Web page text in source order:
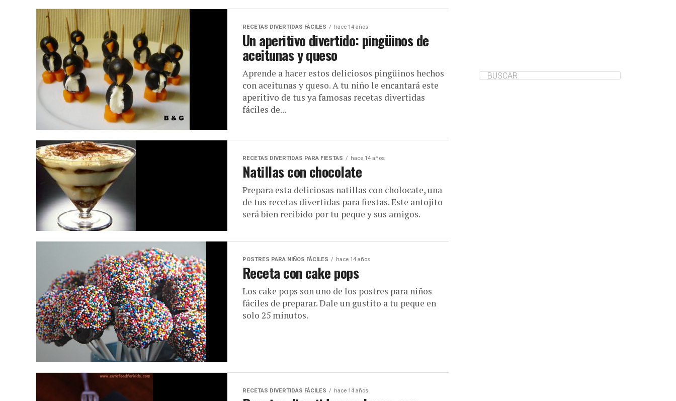
RECETAS DIVERTIDAS FÁCILES hace 14 años
Un aperitivo divertido: pingüinos de
aceitunas y queso
Aprende a hacer estos deliciosos pingüinos hechos
con aceitunas y queso. A tu niño le encantará este
aperitivo de tus ya famosas recetas divertidas
fáciles de...
RECETAS DIVERTIDAS PARA FIESTAS hace 14 años
Natillas con chocolate
Prepara esta deliciosas natillas con cholocate, una
de tus recetas divertidas para fiestas. Este antojito
será bien recibido por tu peque y sus amigos.
POSTRES PARA NIÑOS FÁCILES hace 14 años
Receta con cake pops
Los cake pops son uno de los postres para niños
fáciles de preparar. Dale un gustito a tu peque en
solo 25 minutos.
RECETAS DIVERTIDAS FÁCILES hace 14 años